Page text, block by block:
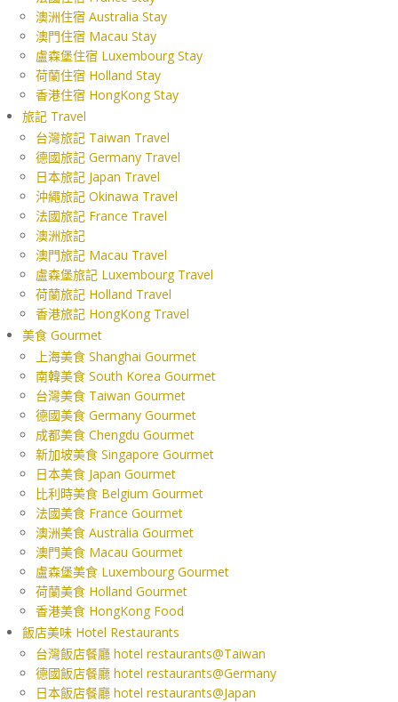
澳洲住宿 Australia Stay
澳門住宿 Macau Stay
盧森堡住宿 Luxembourg Stay
荷蘭住宿 Holland Stay
香港住宿 HongKong Stay
旅記 Travel
台灣旅記 Taiwan Travel
德國旅記 Germany Travel
日本旅記 Japan Travel
沖繩旅記 Okinawa Travel
法國旅記 France Travel
澳洲旅記
澳門旅記 Macau Travel
盧森堡旅記 Luxembourg Travel
荷蘭旅記 Holland Travel
香港旅記 HongKong Travel
美食 Gourmet
上海美食 Shanghai Gourmet
南韓美食 South Korea Gourmet
台灣美食 Taiwan Gourmet
德國美食 Germany Gourmet
成都美食 Chengdu Gourmet
新加坡美食 Singapore Gourmet
日本美食 Japan Gourmet
比利時美食 Belgium Gourmet
法國美食 France Gourmet
澳洲美食 Australia Gourmet
澳門美食 Macau Gourmet
盧森堡美食 Luxembourg Gourmet
荷蘭美食 Holland Gourmet
香港美食 HongKong Food
飯店美味 Hotel Restaurants
台灣飯店餐廳 hotel restaurants@Taiwan
德國飯店餐廳 hotel restaurants@Germany
日本飯店餐廳 hotel restaurants@Japan